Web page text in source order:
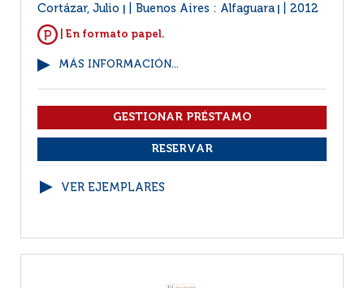
Cortázar, Julio Buenos Aires : Alfaguara 2012
| En formato papel.
MÁS INFORMACIÓN...
VER EJEMPLARES